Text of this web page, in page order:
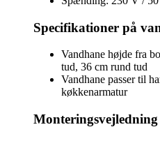
Specifikationer på
Vandhane højde fra
tud, 36 cm rund tud
Vandhane passer til
køkkenarmatur
Monteringsvejledning